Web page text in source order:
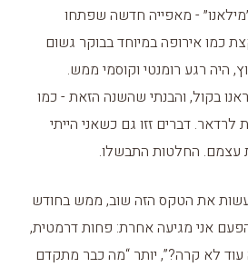
״מילאנו״ - מאפייה חדשה שפתחו
כמו אירופה במיוחד בבוקר גשום
היה רגע רומנטי וקוסמי ממש.
בקול, והבנתי שהשנה הזאת - כמו
דברים זזו גם כשאני הייתי
עצמם. החלטות התבשלו.
את הטקס הזה שוב, ממש בחודש
לקראת 2026. הפעם אני מגיעה אחרת: פחות דרמטית,
עוד לא קרה?”, יותר “מה כבר מתקדם